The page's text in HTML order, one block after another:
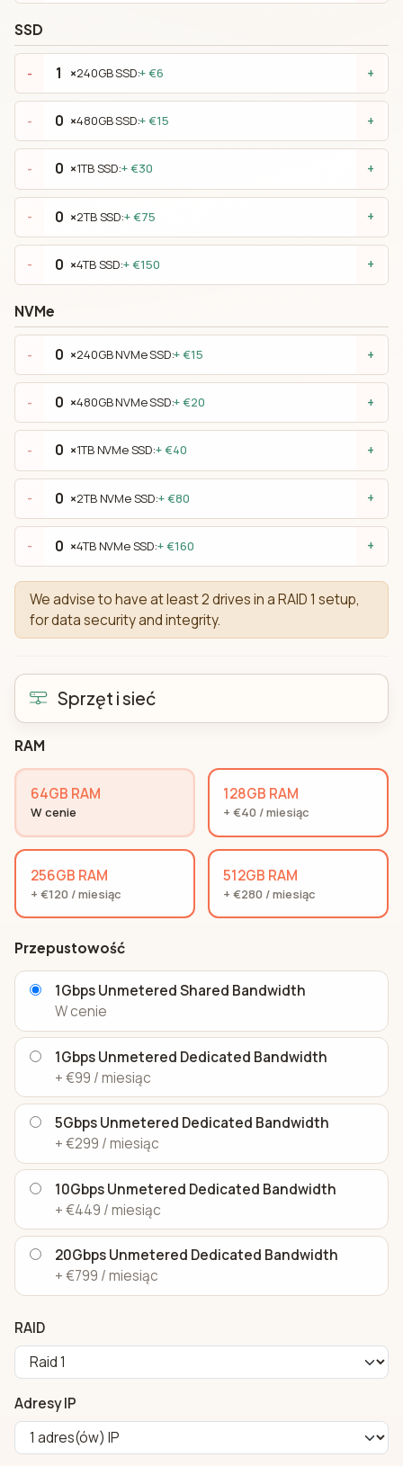
SSD
- ×240GB SSD:+ €6 +
- ×480GB SSD:+ €15 +
- ×1TB SSD:+ €30 +
- ×2TB SSD:+ €75 +
- ×4TB SSD:+ €150 +
NVMe
- ×240GB NVMe SSD:+ €15 +
- ×480GB NVMe SSD:+ €20 +
- ×1TB NVMe SSD:+ €40 +
- ×2TB NVMe SSD:+ €80 +
- ×4TB NVMe SSD:+ €160 +
We advise to have at least 2 drives in a RAID 1 setup,
for data security and integrity.
Sprzęt i sieć
RAM
64GB RAM
W cenie
128GB RAM
+ €40 / miesiąc
256GB RAM
+ €120 / miesiąc
512GB RAM
+ €280 / miesiąc
Przepustowość
1Gbps Unmetered Shared Bandwidth
W cenie
1Gbps Unmetered Dedicated Bandwidth
+ €99 / miesiąc
5Gbps Unmetered Dedicated Bandwidth
+ €299 / miesiąc
10Gbps Unmetered Dedicated Bandwidth
+ €449 / miesiąc
20Gbps Unmetered Dedicated Bandwidth
+ €799 / miesiąc
RAID
Adresy IP